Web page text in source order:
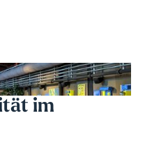
im